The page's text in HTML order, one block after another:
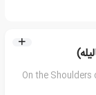
On the Shoulders